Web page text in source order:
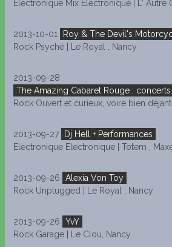
Electronique Mix Electronique | L' Autre
2013-10-01
Roy & The Devil's
Rock Psyché | Le Royal , Nancy
2013-09-28
The Amazing Cabaret Rouge :
Rock Ouvert et curieux, voire bien
2013-09-27
Dj Hell + Performances
Electronique Electronique | Totem ,
2013-09-26
Alexia Von Toy
Rock Unplugged | Le Royal , Nancy
2013-09-26
YvY
Rock Garage | Le Clou, Nancy